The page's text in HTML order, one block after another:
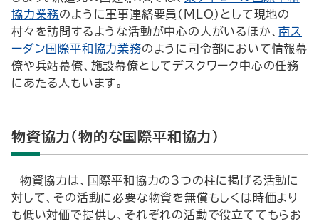
協力業務のように軍事連絡要員（ MLO)として現地の
村々を訪問するような活動が中心の人がいるほか、南ス
ーダン国際平和協力業務のように司令部において情報幕
僚や兵站幕僚、施設幕僚としてデスクワーク中心の任務
にあたる人もいます。
物資協力（物的な国際平和協力）
物資協力は、国際平和協力の3つの柱に掲げる活動に
対して、その活動に必要な物資を無償もしくは時価より
も低い対価で提供し、それぞれの活動で役立ててもらお